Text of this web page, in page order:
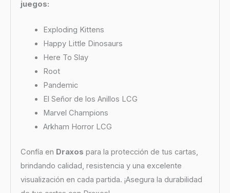
juegos:
Exploding Kittens
Happy Little Dinosaurs
Here To Slay
Root
Pandemic
El Señor de los Anillos LCG
Marvel Champions
Arkham Horror LCG
Confía en Draxos para la protección de tus cartas,
brindando calidad, resistencia y una excelente
visualización en cada partida. ¡Asegura la durabilidad